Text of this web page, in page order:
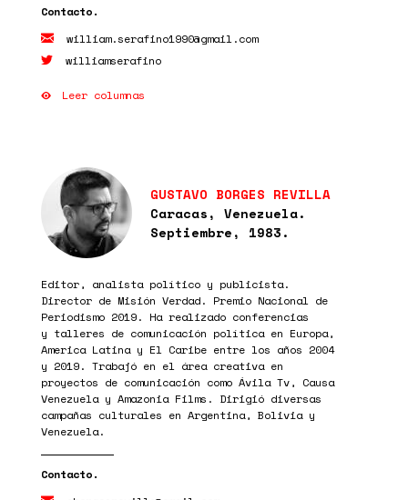
william.serafino1990@gmail.com
williamserafino
Leer columnas
GUSTAVO BORGES REVILLA
Caracas, Venezuela.
Septiembre, 1983.
Editor, analista político y publicista.
Director de Misión Verdad. Premio Nacional de
Periodismo 2019. Ha realizado conferencias
y talleres de comunicación política en Europa,
America Latina y El Caribe entre los años 2004
y 2019. Trabajó en el área creativa en
proyectos de comunicación como Ávila Tv, Causa
Venezuela y Amazonia Films. Dirigió diversas
campañas culturales en Argentina, Bolivia y
Venezuela.